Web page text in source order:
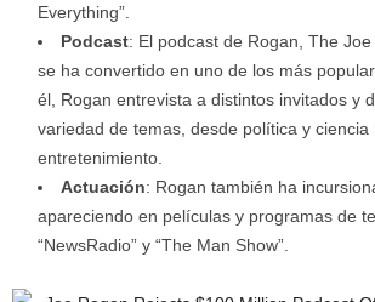
Everything”.
Podcast: El podcast de Rogan, The Joe
se ha convertido en uno de los más
él, Rogan entrevista a distintos invitados y
variedad de temas, desde política y ciencia
entretenimiento.
Actuación: Rogan también ha
apareciendo en películas y programas de
“NewsRadio” y “The Man Show”.